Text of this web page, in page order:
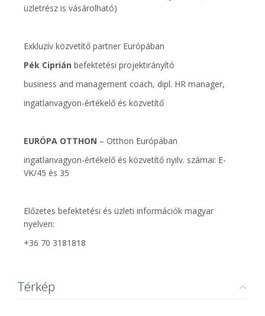
üzletrész is vásárolható)
Exkluzív közvetítő partner Európában
Pék Ciprián befektetési projektirányító
business and management coach, dipl. HR manager,
ingatlanvagyon-értékelő és közvetítő
EURÓPA OTTHON – Otthon Európában
ingatlanvagyon-értékelő és közvetítő nyilv. számai: E-
VK/45 és 35
Előzetes befektetési és üzleti információk magyar
nyelven:
+36 70 3181818
Térkép